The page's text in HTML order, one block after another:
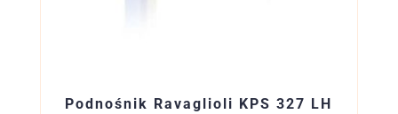
Podnośnik Ravaglioli KPS 327 LH